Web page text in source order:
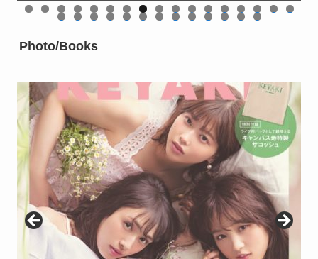
0 1 2 3 4 5 6 7
8 9 0 1 2 3 4 5 6 7 8 9 0
Photo/Books